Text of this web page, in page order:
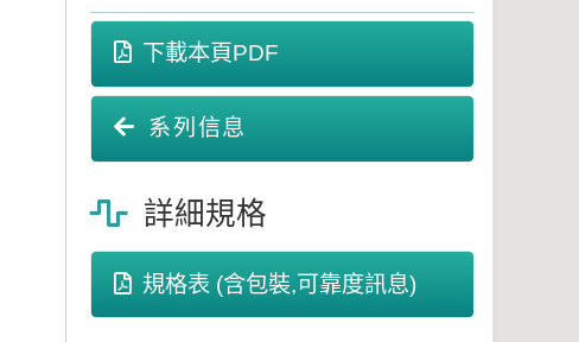
下載本頁PDF
系列信息
詳細規格
規格表 (含包裝,可靠度訊息)